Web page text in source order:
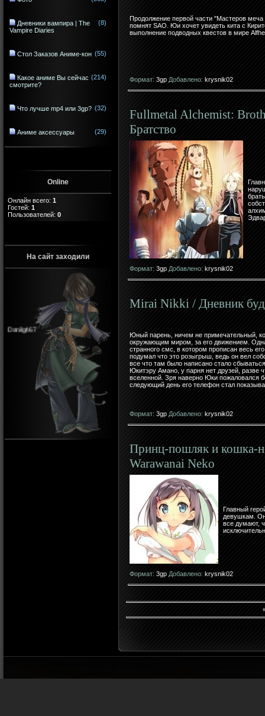
Дневники вампира | The
Vampire Diaries
(8)
Стол Заказов Аниме-кон (55)
Какое аниме Вы сейчас
смотрите?
(214)
Что лучше mp4 или 3gp? (32)
Аниме аксессуары (29)
Online
Онлайн всего: 1
Гостей: 1
Пользователей: 0
На сайт заходили
Продолжение первой части "Мастеров меча
помнят SAO. Юи хочет увидеть кита с
выполнение подводных квестов в мире
Формат: 3gp Добавлено: krysnik02
Fullmetal Alchemist:
Братство
Формат: 3gp Добавлено: krysnik02
Mirai Nikki / Дневник
Юный парень, ничем не примечательный,
окружающим миром, за его движением.
странного смс, в котором прописан весь
подумал что это розыгрыш, ведь он вел
все что там было написано стало
Юкитэру Амано, у парня нет друзей, разве
вселенной. Зря наверно Юки пожаловался
следующий день его телефон стал
Формат: 3gp Добавлено: krysnik02
Принц-пошляк и кошка-
Warawanai Neko
Главный
девушкам.
все думают,
Формат: 3gp Добавлено: krysnik02